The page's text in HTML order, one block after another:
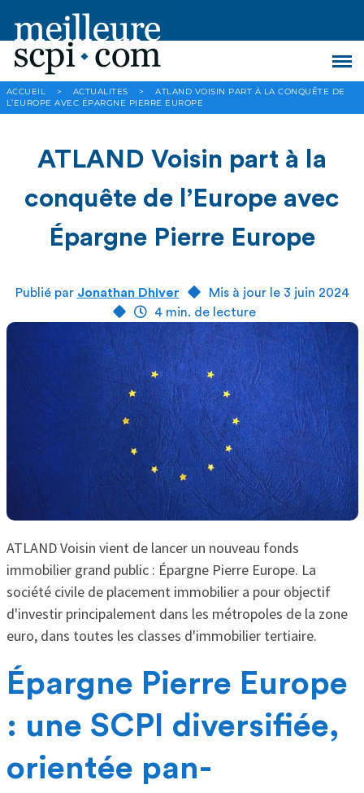
ACCUEIL > ACTUALITES >
ATLAND VOISIN PART À LA CONQUÊTE DE
L’EUROPE AVEC ÉPARGNE PIERRE EUROPE
ATLAND Voisin part à la
conquête de l’Europe avec
Épargne Pierre Europe
Publié par Jonathan Dhiver
Mis à jour le 3 juin 2024
4 min. de lecture
ATLAND Voisin vient de lancer un nouveau fonds
immobilier grand public : Épargne Pierre Europe. La
société civile de placement immobilier a pour objectif
d'investir principalement dans les métropoles de la zone
euro, dans toutes les classes d'immobilier tertiaire.
Épargne Pierre Europe
: une SCPI diversifiée,
orientée pan-